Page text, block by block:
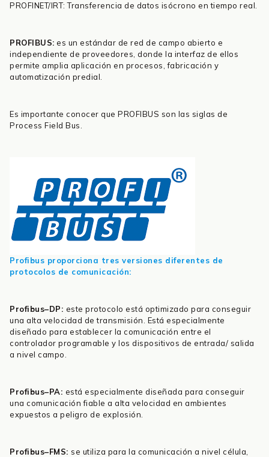
PROFINET/IRT: Transferencia de datos isócrono en tiempo real.
PROFIBUS: es un estándar de red de campo abierto e
independiente de proveedores, donde la interfaz de ellos
permite amplia aplicación en procesos, fabricación y
automatización predial.
Es importante conocer que PROFIBUS son las siglas de
Process Field Bus.
Profibus proporciona tres versiones diferentes de
protocolos de comunicación:
Profibus–DP: este protocolo está optimizado para conseguir
una alta velocidad de transmisión. Está especialmente
diseñado para establecer la comunicación entre el
controlador programable y los dispositivos de entrada/ salida
a nivel campo.
Profibus–PA: está especialmente diseñada para conseguir
una comunicación fiable a alta velocidad en ambientes
expuestos a peligro de explosión.
Profibus–FMS: se utiliza para la comunicación a nivel célula,